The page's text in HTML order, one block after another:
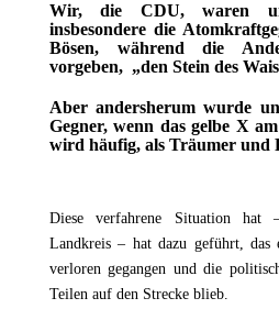
Wir, die CDU, waren
insbesondere die
Bösen, während die
vorgeben, „den Stein des
Aber andersherum wurde
Gegner, wenn das gelbe X
wird häufig, als Träumer und
Diese verfahrene Situation hat
Landkreis – hat dazu geführt, das
verloren gegangen und die
Teilen auf den Strecke blieb.